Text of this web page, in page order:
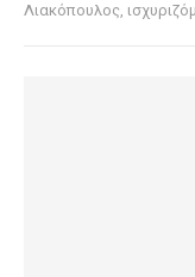
Λιακόπουλος,